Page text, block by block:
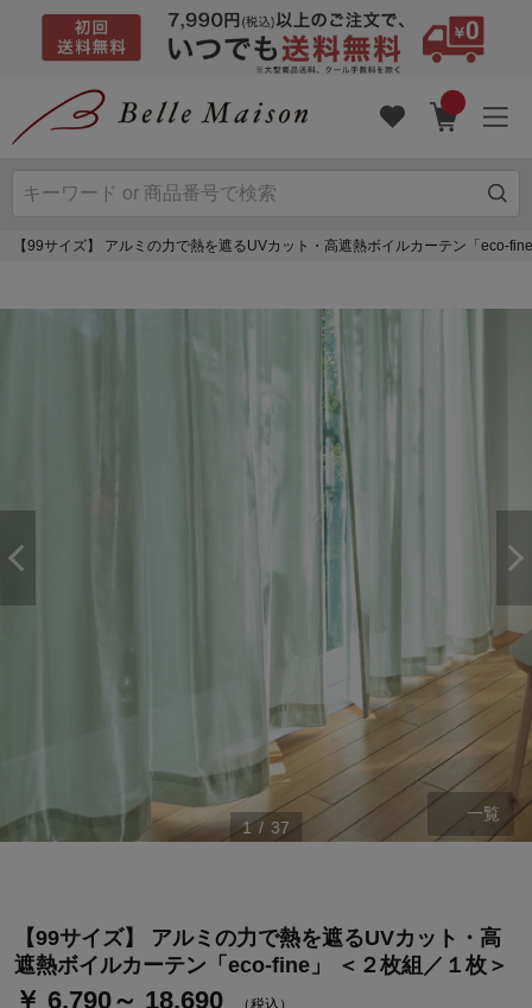
【99サイズ】 アルミの力で熱を遮るUVカット・高遮熱ボイルカーテン「eco-
1 / 37
一覧
【99サイズ】 アルミの力で熱を遮るUVカット・高
遮熱ボイルカーテン「eco-fine」 ＜２枚組／１枚＞
￥ 6,790～ 18,690 （税込）
ベルメゾン・ポイントについて
通常商品送料無料 返品引取無料（JCBのみ）